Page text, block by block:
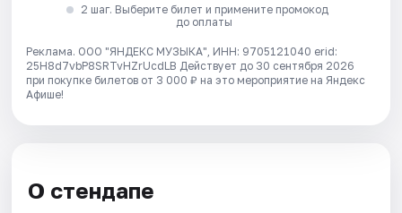
2 шаг. Выберите билет и примените промокод
до оплаты
Реклама. ООО "ЯНДЕКС МУЗЫКА", ИНН: 9705121040 erid:
25H8d7vbP8SRTvHZrUcdLB Действует до 30 сентября 2026
при покупке билетов от 3 000 ₽ на это мероприятие на Яндекс
Афише!
О стендапе